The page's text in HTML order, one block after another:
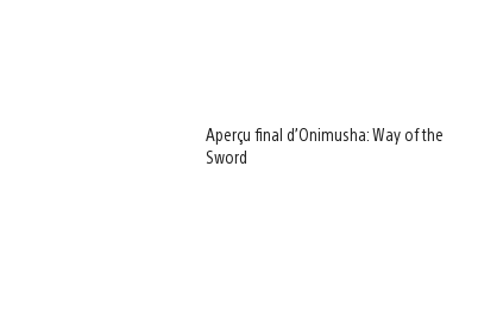
Aperçu final d’Onimusha: Way of the
Sword